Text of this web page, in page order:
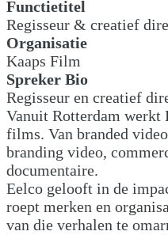
Functietitel
Regisseur & creatief
Organisatie
Kaaps Film
Spreker Bio
Regisseur en creatief
Vanuit Rotterdam werkt
films. Van branded
branding video,
documentaire.
Eelco gelooft in de
roept merken en
van die verhalen te